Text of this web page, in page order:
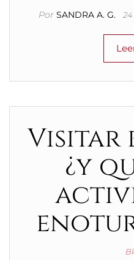
Por SANDRA A. G.
Visitar
¿y